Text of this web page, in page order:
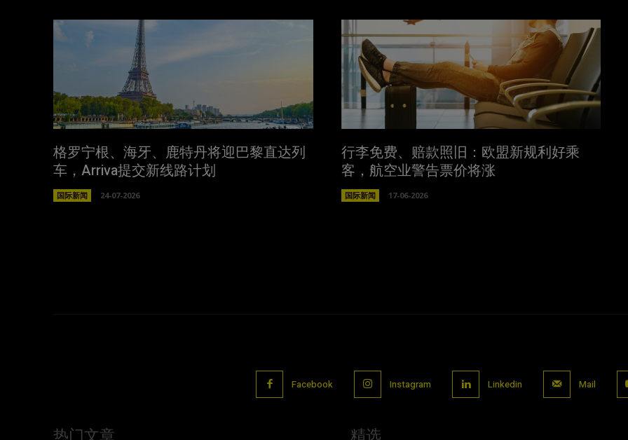
格罗宁根、海牙、鹿特丹将迎巴黎直达列
车，Arriva提交新线路计划
国际新闻 24-07-2026
行李免费、赔款照旧：欧盟新规利好乘
客，航空业警告票价将涨
国际新闻 17-06-2026
Facebook Instagram Linkedin Mail